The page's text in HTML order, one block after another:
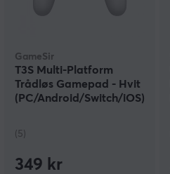
GameSir
T3S Multi-Platform
Trådløs Gamepad - Hvit
(PC/Android/Switch/iOS)
(5)
349 kr